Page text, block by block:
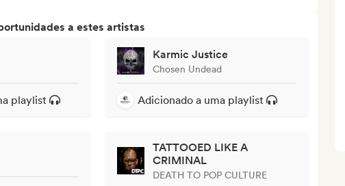
a estes artistas
playlist
Karmic Justice
Chosen Undead
Adicionado a uma playlist
TATTOOED LIKE A
CRIMINAL
DEATH TO POP CULTURE